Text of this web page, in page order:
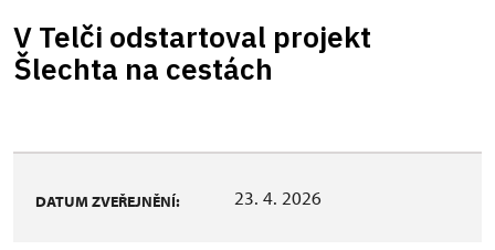
V Telči odstartoval projekt
Šlechta na cestách
DATUM ZVEŘEJNĚNÍ: 23. 4. 2026